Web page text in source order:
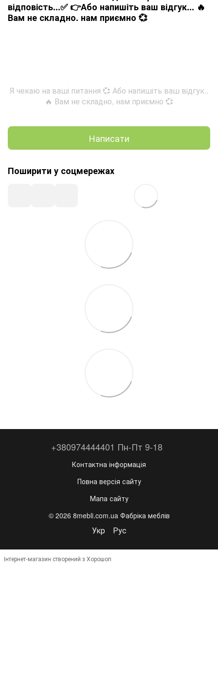
відповість...✅ 👉Або напишіть ваш відгук... 🔥
Вам не складно. нам приємно 💞
Я чекаю на ваші питання 💞 Або напишіть ваш відгук..
🔥 Вам не складно, нам приємно 💞
Написати
Поширити у соцмережах
+380974444401 Пн-Пт 9-18
Контактна інформація
Повна версія сайту
Мапа сайту
© 2026 8mebli.com.ua Фабріка меблів
Укр Рус
Інтернет-магазин створений з Хорошоп